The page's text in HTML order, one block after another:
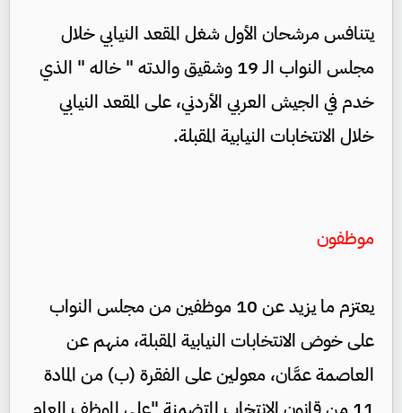
يتنافس مرشحان الأول شغل المقعد النيابي خلال
مجلس النواب الـ 19 وشقيق والدته " خاله " الذي
خدم في الجيش العربي الأردني، على المقعد النيابي
خلال الانتخابات النيابية المقبلة.
موظفون
يعتزم ما يزيد عن 10 موظفين من مجلس النواب
على خوض الانتخابات النيابية المقبلة، منهم عن
العاصمة عمَّان، معولين على الفقرة (ب) من المادة